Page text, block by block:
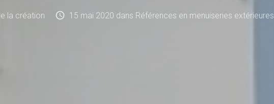
la création schedule 15 mai 2020 dans Références en menuiseries extérieures